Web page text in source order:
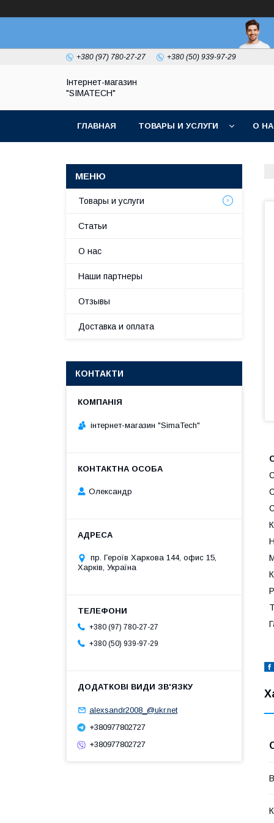
+380 (97) 780-27-27 +380 (50) 939-97-29
Інтернет-магазин
"SIMATECH"
ГЛАВНАЯ ТОВАРЫ И УСЛУГИ О
Товары и услуги
Статьи
О нас
Наши партнеры
Отзывы
Доставка и оплата
КОНТАКТИ
інтернет-магазин "SimaTech"
Олександр
пр. Героїв Харкова 144, офис 15,
Харків, Україна
+380 (97) 780-27-27
+380 (50) 939-97-29
alexsandr2008_@ukr.net
+380977802727
+380977802727